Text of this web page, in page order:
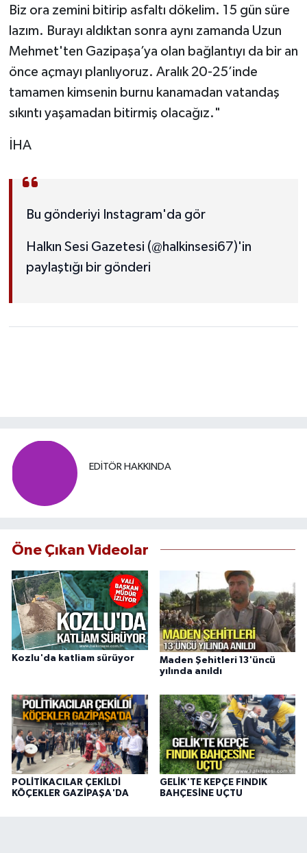
Biz ora zemini bitirip asfaltı dökelim. 15 gün süre
lazım. Burayı aldıktan sonra aynı zamanda Uzun
Mehmet'ten Gazipaşa’ya olan bağlantıyı da bir an
önce açmayı planlıyoruz. Aralık 20-25’inde
tamamen kimsenin burnu kanamadan vatandaş
sıkıntı yaşamadan bitirmiş olacağız."
İHA
Bu gönderiyi Instagram'da gör
Halkın Sesi Gazetesi (@halkinsesi67)'in
paylaştığı bir gönderi
EDITÖR HAKKINDA
Öne Çıkan Videolar
Kozlu'da katliam sürüyor
Maden Şehitleri 13'üncü
yılında anıldı
POLİTİKACILAR ÇEKİLDİ
KÖÇEKLER GAZİPAŞA'DA
GELİK'TE KEPÇE FINDIK
BAHÇESİNE UÇTU